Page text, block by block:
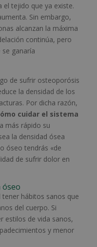
el tejido que ya existe.
Sin embargo,
alcanzan la máxima
continúa, pero
ganaría
de sufrir osteoporósis
la densidad de los
Por dicha razón,
cuidar el sistema
más rápido su
la densidad ósea
óseo tendrás «de
de sufrir dolor en
óseo
hábitos sanos que
del cuerpo. Si
estilos de vida sanos,
y menor